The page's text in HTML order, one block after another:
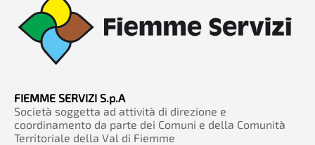
FIEMME SERVIZI S.p.A
Società soggetta ad attività di direzione e
coordinamento da parte dei Comuni e della Comunità
Territoriale della Val di Fiemme